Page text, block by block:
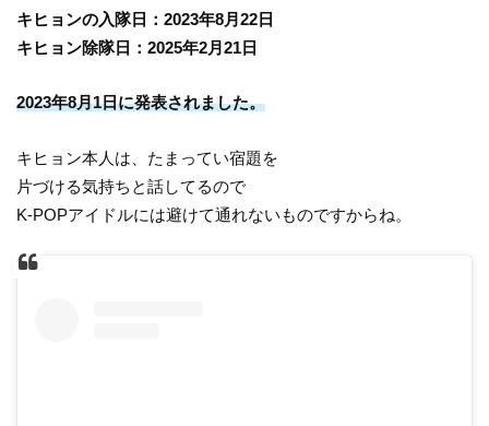
キヒョンの入隊日：2023年8月22日
キヒョン除隊日：2025年2月21日
2023年8月1日に発表されました。
キヒョン本人は、たまってい宿題を
片づける気持ちと話してるので
K-POPアイドルには避けて通れないものですからね。